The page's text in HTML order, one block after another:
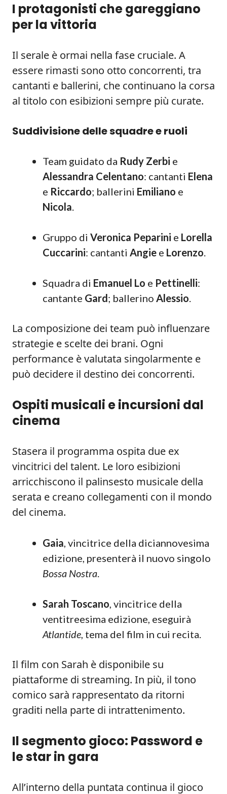
I protagonisti che gareggiano
per la vittoria
Il serale è ormai nella fase cruciale. A
essere rimasti sono otto concorrenti, tra
cantanti e ballerini, che continuano la corsa
al titolo con esibizioni sempre più curate.
Suddivisione delle squadre e ruoli
Team guidato da Rudy Zerbi e
Alessandra Celentano: cantanti Elena
e Riccardo; ballerini Emiliano e
Nicola.
Gruppo di Veronica Peparini e Lorella
Cuccarini: cantanti Angie e Lorenzo.
Squadra di Emanuel Lo e Pettinelli:
cantante Gard; ballerino Alessio.
La composizione dei team può influenzare
strategie e scelte dei brani. Ogni
performance è valutata singolarmente e
può decidere il destino dei concorrenti.
Ospiti musicali e incursioni dal
cinema
Stasera il programma ospita due ex
vincitrici del talent. Le loro esibizioni
arricchiscono il palinsesto musicale della
serata e creano collegamenti con il mondo
del cinema.
Gaia, vincitrice della diciannovesima
edizione, presenterà il nuovo singolo
Bossa Nostra.
Sarah Toscano, vincitrice della
ventitreesima edizione, eseguirà
Atlantide, tema del film in cui recita.
Il film con Sarah è disponibile su
piattaforme di streaming. In più, il tono
comico sarà rappresentato da ritorni
graditi nella parte di intrattenimento.
Il segmento gioco: Password e
le star in gara
All’interno della puntata continua il gioco